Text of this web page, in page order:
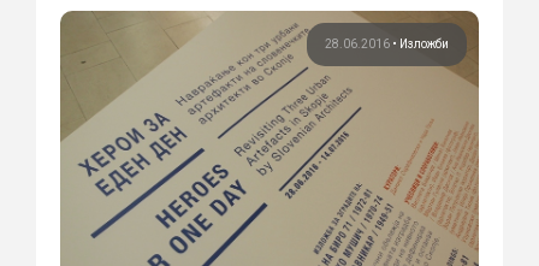
28.06.2016 • Изложби